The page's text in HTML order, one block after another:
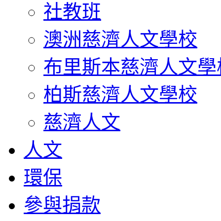
社教班
澳洲慈濟人文學校
布里斯本慈濟人文學
柏斯慈濟人文學校
慈濟人文
人文
環保
參與捐款